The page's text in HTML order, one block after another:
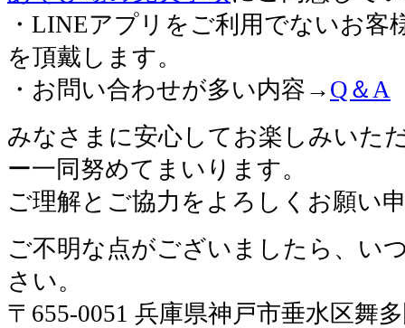
・LINEアプリをご利用でないお客
を頂戴します。
・お問い合わせが多い内容→ Q＆A
みなさまに安心してお楽しみいた
ー一同努めてまいります。
ご理解とご協力をよろしくお願い
ご不明な点がございましたら、い
さい。
〒655-0051 兵庫県神戸市垂水区舞